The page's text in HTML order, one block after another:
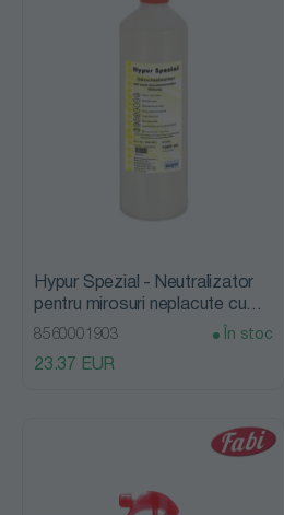
Hypur Spezial - Neutralizator
pentru mirosuri neplacute cu
efect odorizant, 1L, Bufa
8560001903 În stoc
23.37 EUR